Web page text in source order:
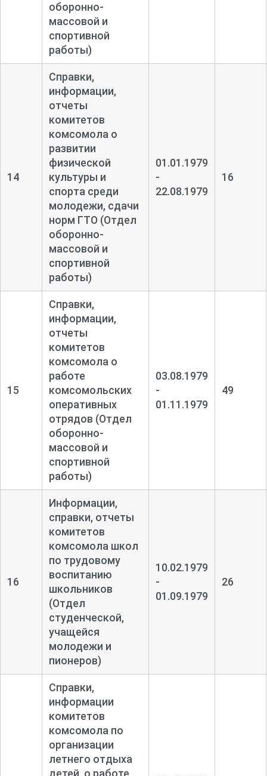
оборонно-
массовой и
спортивной
работы)
14
Справки,
информации,
отчеты
комитетов
комсомола о
развитии
физической
культуры и
спорта среди
молодежи, сдачи
норм ГТО (Отдел
оборонно-
массовой и
спортивной
работы)
01.01.1979
-
22.08.1979
16
15
Справки,
информации,
отчеты
комитетов
комсомола о
работе
комсомольских
оперативных
отрядов (Отдел
оборонно-
массовой и
спортивной
работы)
03.08.1979
-
01.11.1979
49
16
Информации,
справки, отчеты
комитетов
комсомола школ
по трудовому
воспитанию
школьников
(Отдел
студенческой,
учащейся
молодежи и
пионеров)
10.02.1979
-
01.09.1979
26
Справки,
информации
комитетов
комсомола по
организации
летнего отдыха
детей, о работе